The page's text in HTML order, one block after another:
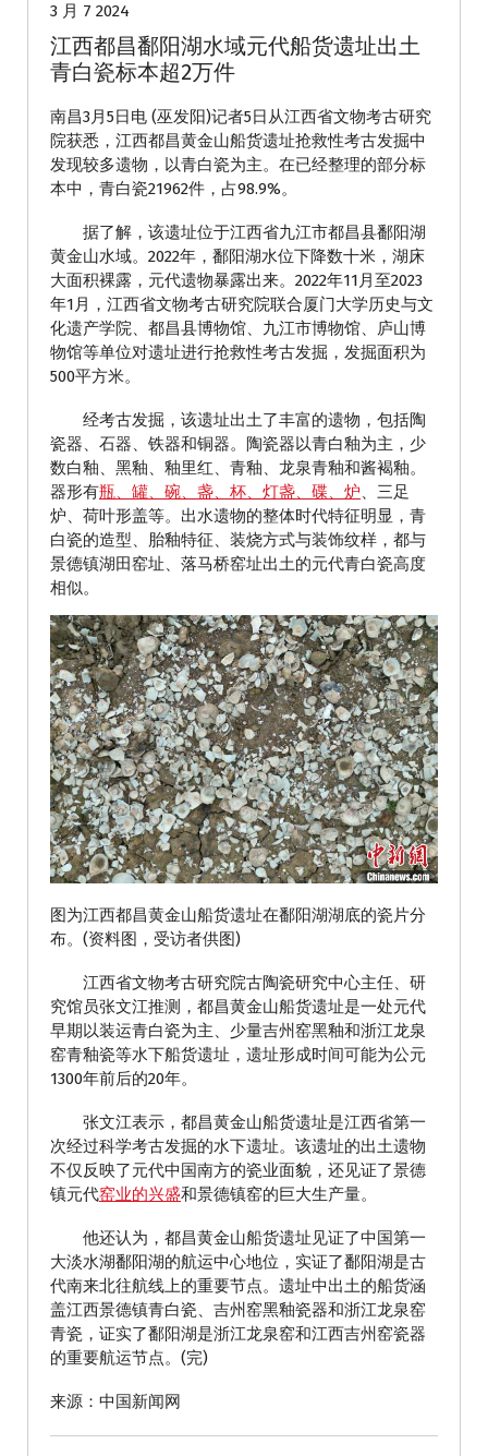
3 月 7 2024
江西都昌鄱阳湖水域元代船货遗址出土
青白瓷标本超2万件
南昌3月5日电 (巫发阳)记者5日从江西省文物考古研究
院获悉，江西都昌黄金山船货遗址抢救性考古发掘中
发现较多遗物，以青白瓷为主。在已经整理的部分标
本中，青白瓷21962件，占98.9%。
据了解，该遗址位于江西省九江市都昌县鄱阳湖
黄金山水域。2022年，鄱阳湖水位下降数十米，湖床
大面积裸露，元代遗物暴露出来。2022年11月至2023
年1月，江西省文物考古研究院联合厦门大学历史与文
化遗产学院、都昌县博物馆、九江市博物馆、庐山博
物馆等单位对遗址进行抢救性考古发掘，发掘面积为
500平方米。
经考古发掘，该遗址出土了丰富的遗物，包括陶
瓷器、石器、铁器和铜器。陶瓷器以青白釉为主，少
数白釉、黑釉、釉里红、青釉、龙泉青釉和酱褐釉。
器形有瓶、罐、碗、盏、杯、灯盏、碟、炉、三足
炉、荷叶形盖等。出水遗物的整体时代特征明显，青
白瓷的造型、胎釉特征、装烧方式与装饰纹样，都与
景德镇湖田窑址、落马桥窑址出土的元代青白瓷高度
相似。
图为江西都昌黄金山船货遗址在鄱阳湖湖底的瓷片分
布。(资料图，受访者供图)
江西省文物考古研究院古陶瓷研究中心主任、研
究馆员张文江推测，都昌黄金山船货遗址是一处元代
早期以装运青白瓷为主、少量吉州窑黑釉和浙江龙泉
窑青釉瓷等水下船货遗址，遗址形成时间可能为公元
1300年前后的20年。
张文江表示，都昌黄金山船货遗址是江西省第一
次经过科学考古发掘的水下遗址。该遗址的出土遗物
不仅反映了元代中国南方的瓷业面貌，还见证了景德
镇元代窑业的兴盛和景德镇窑的巨大生产量。
他还认为，都昌黄金山船货遗址见证了中国第一
大淡水湖鄱阳湖的航运中心地位，实证了鄱阳湖是古
代南来北往航线上的重要节点。遗址中出土的船货涵
盖江西景德镇青白瓷、吉州窑黑釉瓷器和浙江龙泉窑
青瓷，证实了鄱阳湖是浙江龙泉窑和江西吉州窑瓷器
的重要航运节点。(完)
来源：中国新闻网